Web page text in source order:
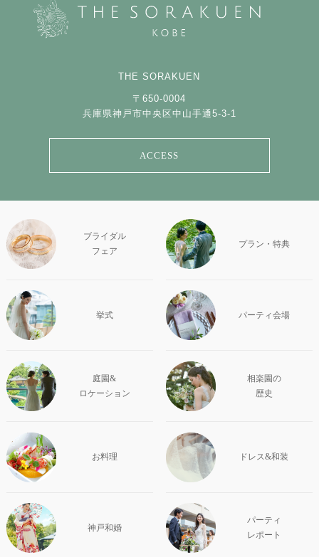
THE SORAKUEN
〒650-0004
兵庫県神戸市中央区中山手通5-3-1
ACCESS
ブライダル
フェア
プラン・特典
挙式 パーティ会場
庭園&
ロケーション
相楽園の
歴史
お料理 ドレス&和装
神戸和婚
パーティ
レポート